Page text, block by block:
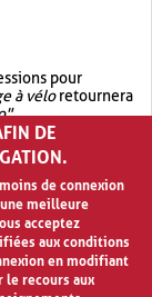
pour
à véloretournera
.
.garage OR vélo
à vélo
DE
de connexion
meilleure
acceptez
aux conditions
en modifiant
le recours aux